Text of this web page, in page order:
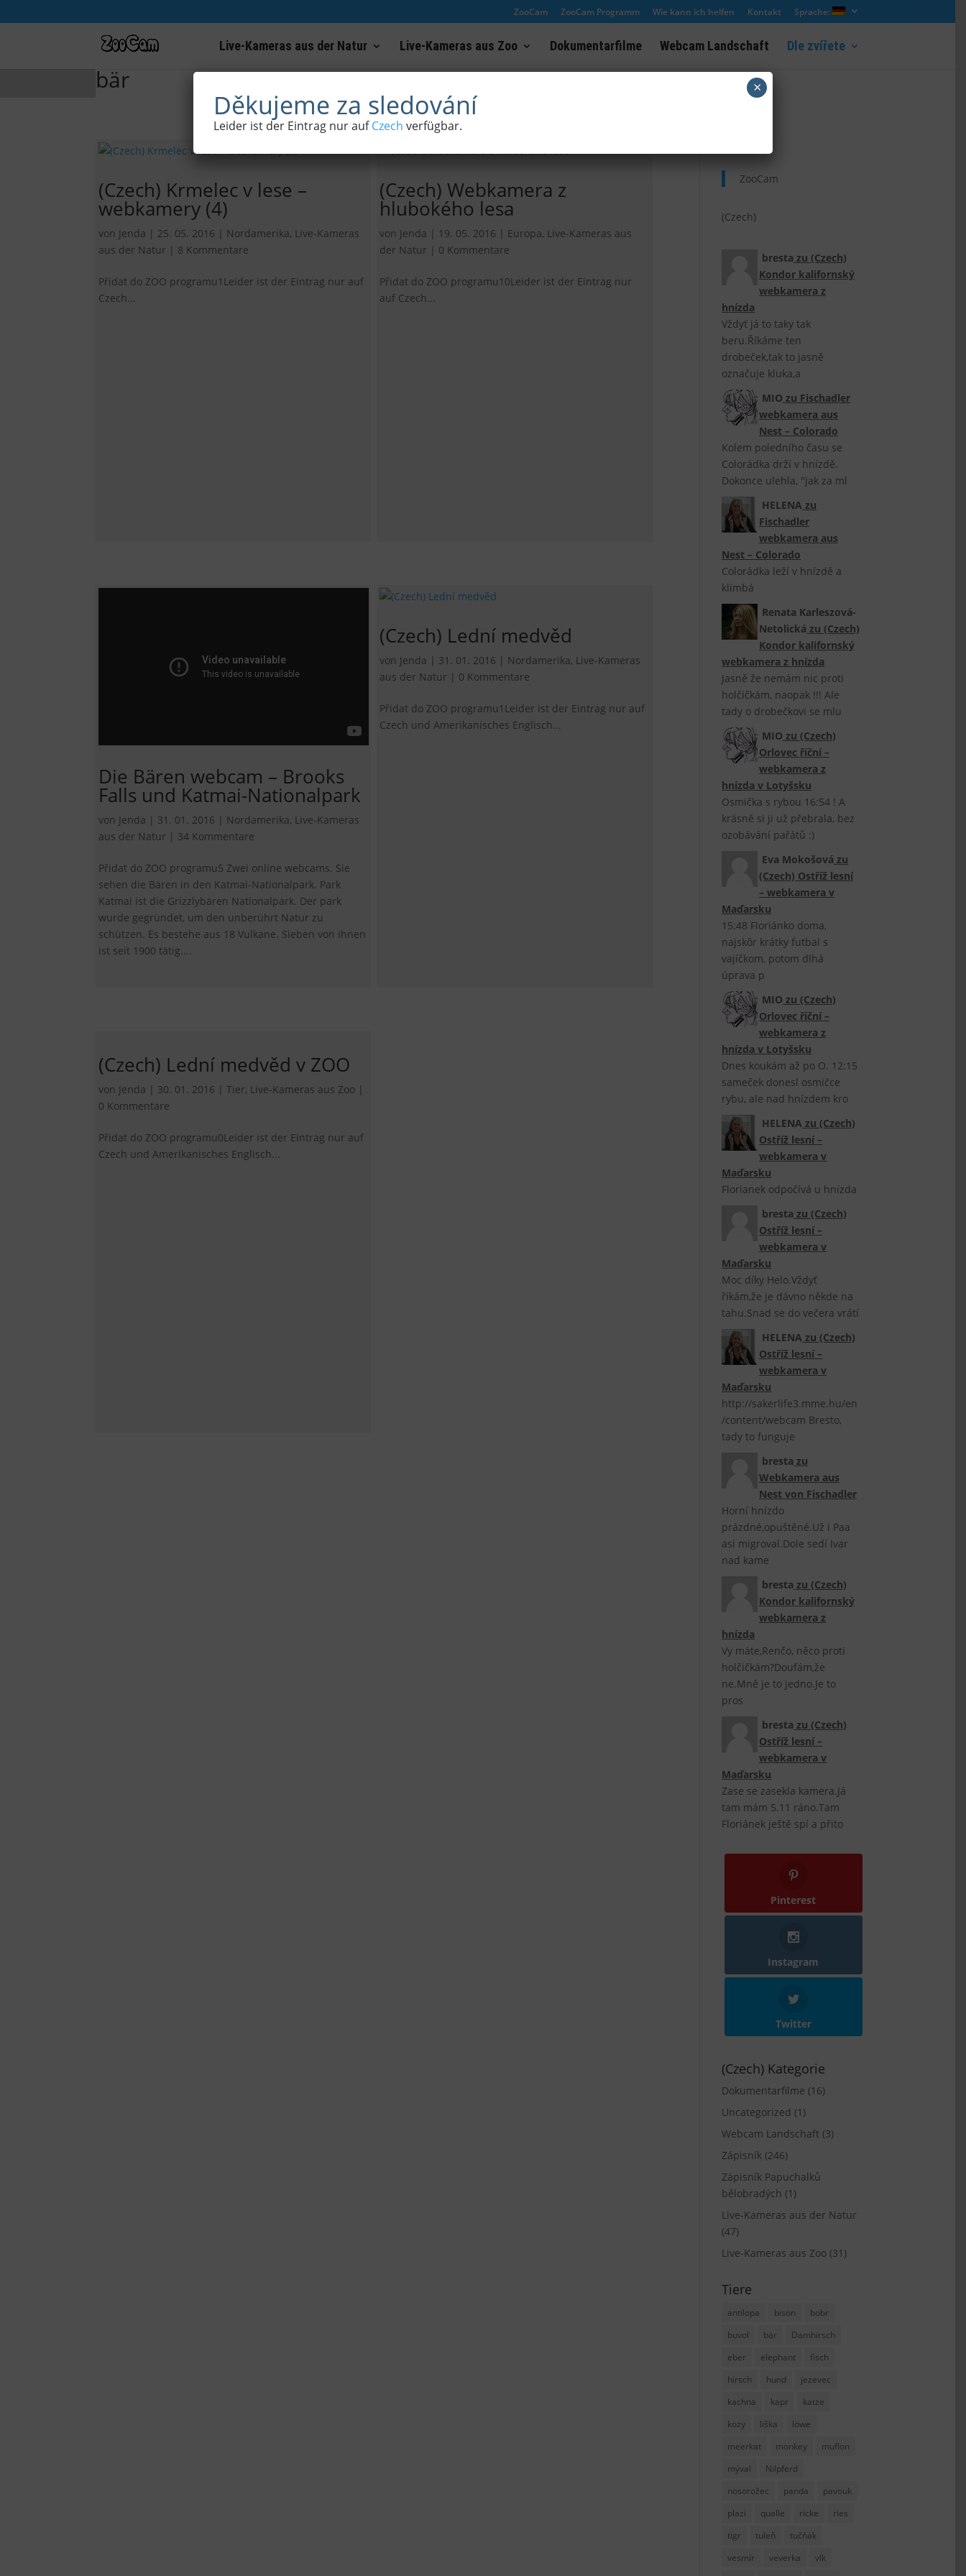
ZooCam ZooCam Programm Wie kann ich helfen Kontakt Sprache:
Live-Kameras aus der Natur Live-Kameras aus Zoo Dokumentarfilme Webcam Landschaft Dle zvířete
bär
(Czech) Krmelec v lese –
webkamery (4)
von Jenda | 25. 05. 2016 | Nordamerika, Live-Kameras
aus der Natur | 8 Kommentare
Přidat do ZOO programu1Leider ist der Eintrag nur auf
Czech...
(Czech) Webkamera z
hlubokého lesa
von Jenda | 19. 05. 2016 | Europa, Live-Kameras aus
der Natur | 0 Kommentare
Přidat do ZOO programu10Leider ist der Eintrag nur
auf Czech...
Die Bären webcam – Brooks
Falls und Katmai-Nationalpark
von Jenda | 31. 01. 2016 | Nordamerika, Live-Kameras
aus der Natur | 34 Kommentare
Přidat do ZOO programu5 Zwei online webcams. Sie
sehen die Bären in den Katmai-Nationalpark. Park
Katmai ist die Grizzlybären Nationalpark. Der park
wurde gegründet, um den unberührt Natur zu
schützen. Es bestehe aus 18 Vulkane. Sieben von ihnen
ist seit 1900 tätig....
(Czech) Lední medvěd
von Jenda | 31. 01. 2016 | Nordamerika, Live-Kameras
aus der Natur | 0 Kommentare
Přidat do ZOO programu1Leider ist der Eintrag nur auf
Czech und Amerikanisches Englisch...
(Czech) Lední medvěd v ZOO
von Jenda | 30. 01. 2016 | Tier, Live-Kameras aus Zoo|
0 Kommentare
Přidat do ZOO programu0Leider ist der Eintrag nur auf
Czech und Amerikanisches Englisch...
ZooCam
(Czech)
bresta zu (Czech)
Kondor kalifornský
webkamera z
hnízda
Vždyť já to taky tak
beru.Říkáme ten
drobeček,tak to jasně
označuje kluka,a
MIO zu Fischadler
webkamera aus
Nest – Colorado
Kolem poledního času se
Colorádka drží v hnízdě.
Dokonce ulehla, "jak za ml
HELENA zu
Fischadler
webkamera aus
Nest – Colorado
Colorádka leží v hnízdě a
klimbá
Renata Karleszová-
Netolická zu (Czech)
Kondor kalifornský
webkamera z hnízda
Jasně že nemám nic proti
holčičkám, naopak !!! Ale
tady o drobečkovi se mlu
MIO zu (Czech)
Orlovec říční –
webkamera z
hnízda v Lotyšsku
Osmička s rybou 16:54 ! A
krásně si ji už přebrala, bez
ozobávání pařátů :)
Eva Mokošová zu
(Czech) Ostříž lesní
– webkamera v
Maďarsku
15:48 Floriánko doma,
najskôr krátky futbal s
vajíčkom, potom dlhá
úprava p
MIO zu (Czech)
Orlovec říční –
webkamera z
hnízda v Lotyšsku
Dnes koukám až po O. 12:15
sameček donesl osmičce
rybu, ale nad hnízdem kro
HELENA zu (Czech)
Ostříž lesní –
webkamera v
Maďarsku
Florianek odpočívá u hnízda
bresta zu (Czech)
Ostříž lesní –
webkamera v
Maďarsku
Moc díky Helo.Vždyť
říkám,že je dávno někde na
tahu.Snad se do večera vrátí
HELENA zu (Czech)
Ostříž lesní –
webkamera v
Maďarsku
http://sakerlife3.mme.hu/en
/content/webcam Bresto,
tady to funguje
bresta zu
Webkamera aus
Nest von Fischadler
Horní hnízdo
prázdné,opuštěné.Už i Paa
asi migroval.Dole sedí Ivar
nad kame
bresta zu (Czech)
Kondor kalifornský
webkamera z
hnízda
Vy máte,Renčo, něco proti
holčičkám?Doufám,že
ne.Mně je to jedno.Je to
pros
bresta zu (Czech)
Ostříž lesní –
webkamera v
Maďarsku
Zase se zasekla kamera.Já
tam mám 5.11 ráno.Tam
Floriánek ještě spí a přito
Pinterest
Instagram
Twitter
(Czech) Kategorie
Dokumentarfilme (16)
Uncategorized (1)
Webcam Landschaft (3)
Zápisník (246)
Zápisník Papuchalků
bělobradých (1)
Live-Kameras aus der Natur
(47)
Live-Kameras aus Zoo (31)
Tiere
antilopa bison
bobr
buvol
bär
Damhirsch
eber
elephant
fisch
hirsch
hund
jezevec
kachna
kapr
katze
kozy
liška
löwe
meerkat
monkey
muflon
mýval
Nilpferd
nosorožec
panda
pavouk
plazi
qualle ricke
ries
tigr
tuleň
tučňák
vesmír
veverka
vlk
Děkujeme za sledování
Leider ist der Eintrag nur aufCzech verfügbar.
×